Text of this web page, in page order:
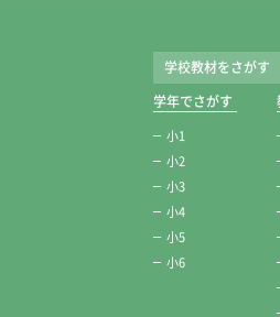
学校教材をさがす
学年でさがす
小1
小2
小3
小4
小5
小6